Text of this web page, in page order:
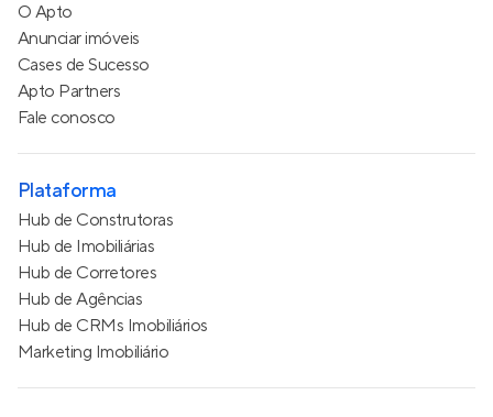
O Apto
Anunciar imóveis
Cases de Sucesso
Apto Partners
Fale conosco
Plataforma
Hub de Construtoras
Hub de Imobiliárias
Hub de Corretores
Hub de Agências
Hub de CRMs Imobiliários
Marketing Imobiliário